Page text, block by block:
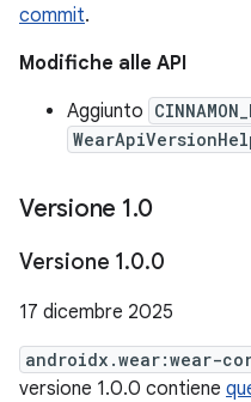
commit.
Modifiche alle API
Aggiunto
Versione 1.0
Versione 1.0.0
17 dicembre 2025
androidx.wear:wear-
versione 1.0.0 contiene